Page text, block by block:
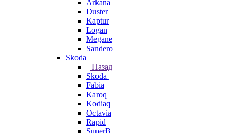
Arkana
Duster
Kaptur
Logan
Megane
Sandero
Skoda
Назад
Skoda
Fabia
Karoq
Kodiaq
Octavia
Rapid
SuperB